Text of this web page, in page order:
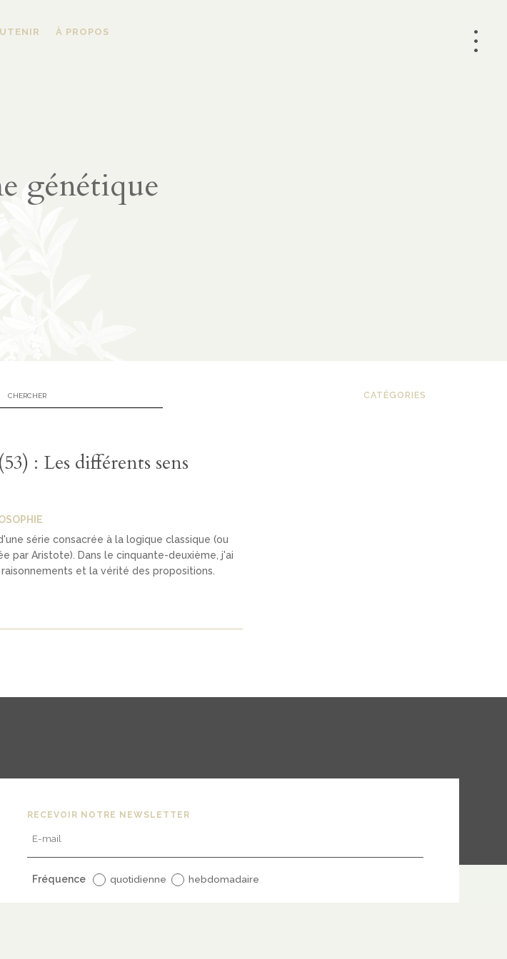
•
•
•
À PROPOS
génétique
CATÉGORIES
: Les différents sens
série consacrée à la logique classique (ou
par Aristote). Dans le cinquante-deuxième, j'ai
et la vérité des propositions.
RECEVOIR NOTRE NEWSLETTER
Fréquence quotidienne hebdomadaire